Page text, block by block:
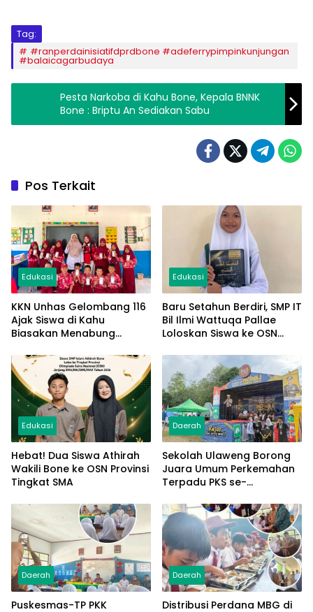
Tag:
#ranperdainisiatifdprdbone #adeferrypimpinkunjungan
#balaicagarbudaya
Pesta Narkoba di Kahu Bone, Kepala BNNK
Bone : Briptu An Sediakan Sabu
Pos Terkait
Edukasi
KKN Unhas Gelombang 116
Ajak Siswa di Kahu
Biasakan Menabung
Edukasi
Baru Setahun Berdiri, SMP IT
Bil Ilmi Wattuqa Pallae
Loloskan Siswa ke OSN
Edukasi
Hebat! Dua Siswa Athirah
Wakili Bone ke OSN Provinsi
Tingkat SMA
Daerah
Sekolah Ulaweng Borong
Juara Umum Perkemahan
Terpadu PKS se-
Daerah
Puskesmas-TP PKK
Daerah
Distribusi Perdana MBG di